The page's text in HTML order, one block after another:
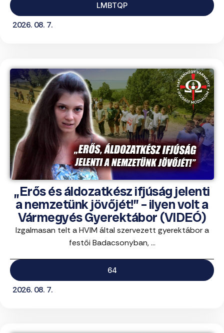
LMBTQP
2026. 08. 7.
„Erős és áldozatkész ifjúság jelenti
a nemzetünk jövőjét!” – ilyen volt a
Vármegyés Gyerektábor (VIDEÓ)
Izgalmasan telt a HVIM által szervezett gyerektábor a
festői Badacsonyban, ...
64
2026. 08. 7.